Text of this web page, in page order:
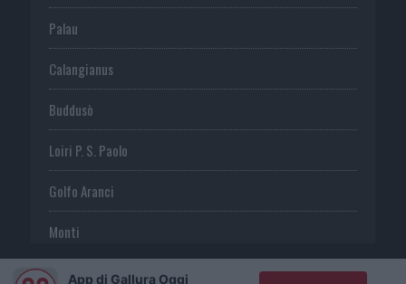
Palau
Calangianus
Buddusò
Loiri P. S. Paolo
Golfo Aranci
Monti
TeltiApp di Gallura Oggi